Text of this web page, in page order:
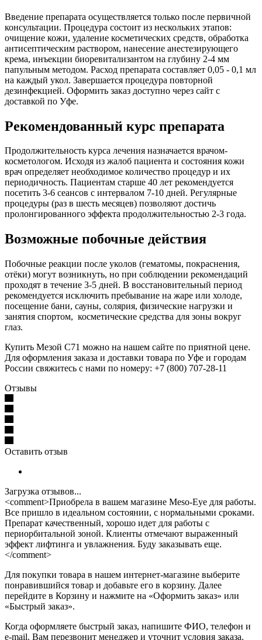
Введение препарата осуществляется только после первичной
консультации. Процедура состоит из нескольких этапов:
очищение кожи, удаление косметических средств, обработка
антисептическим раствором, нанесение анестезирующего
крема, инъекции биоревитализантом на глубину 2-4 мм
папульным методом. Расход препарата составляет 0,05 - 0,1 мл
на каждый укол. Завершается процедура повторной
дезинфекцией. Оформить заказ доступно через сайт с
доставкой по Уфе.
Рекомендованный курс препарата
Продолжительность курса лечения назначается врачом-
косметологом. Исходя из жалоб пациента и состояния кожи
врач определяет необходимое количество процедур и их
периодичность. Пациентам старше 40 лет рекомендуется
посетить 3-6 сеансов с интервалом 7-10 дней. Регулярные
процедуры (раз в шесть месяцев) позволяют достичь
пролонгированного эффекта продолжительностью 2-3 года.
Возможные побочные действия
Побочные реакции после уколов (гематомы, покраснения,
отёки) могут возникнуть, но при соблюдении рекомендаций
проходят в течение 3-5 дней. В восстановительный период
рекомендуется исключить пребывание на жаре или холоде,
посещение бани, сауны, солярия, физические нагрузки и
занятия спортом, косметические средства для зоны вокруг
глаз.
Купить Мезой С71 можно на нашем сайте по приятной цене.
Для оформления заказа и доставки товара по Уфе и городам
России свяжитесь с нами по номеру: +7 (800) 707-28-11
Отзывы
Оставить отзыв
Загрузка отзывов...
<comment>Приобрела в вашем магазине Meso-Eye для работы.
Все пришло в идеальном состоянии, с нормальными сроками.
Препарат качественный, хорошо идет для работы с
периорбитальной зоной. Клиенты отмечают выраженный
эффект лифтинга и увлажнения. Буду заказывать еще.
</comment>
Для покупки товара в нашем интернет-магазине выберите
понравившийся товар и добавьте его в корзину. Далее
перейдите в Корзину и нажмите на «Оформить заказ» или
«Быстрый заказ».
Когда оформляете быстрый заказ, напишите ФИО, телефон и
e-mail. Вам перезвонит менеджер и уточнит условия заказа.